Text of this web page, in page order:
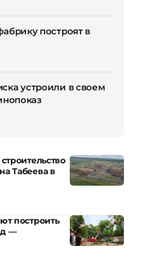
построят в
устроили в своем
Табеева в
построить
—